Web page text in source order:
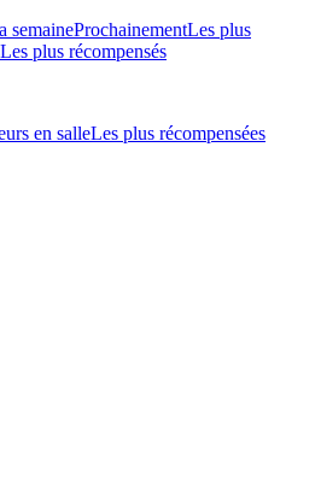
semaineProchainementLes plus
Les plus récompensés
en salleLes plus récompensées